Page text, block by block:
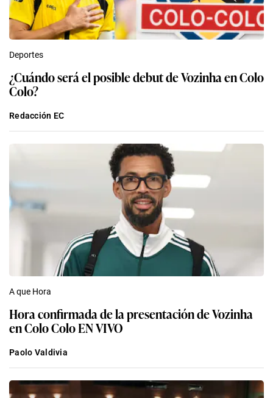
Deportes
¿Cuándo será el posible debut de Vozinha en Colo
Colo?
Redacción EC
A que Hora
Hora confirmada de la presentación de Vozinha
en Colo Colo EN VIVO
Paolo Valdivia